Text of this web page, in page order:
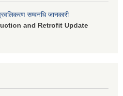
सम्वनधि जानकारी
and Retrofit Update